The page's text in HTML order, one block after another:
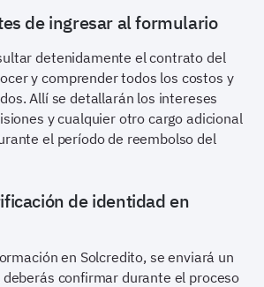
de ingresar al formulario
detenidamente el contrato del
y comprender todos los costos y
Allí se detallarán los intereses
y cualquier otro cargo adicional
el período de reembolso del
de identidad en
en Solcredito, se enviará un
deberás confirmar durante el proceso